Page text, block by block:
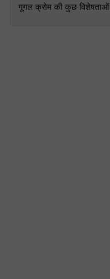
गूगल क्रोम की कुछ विशेषताओं